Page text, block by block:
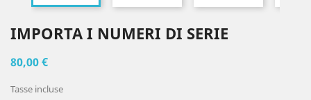
IMPORTA I NUMERI DI SERIE
80,00 €
Tasse incluse